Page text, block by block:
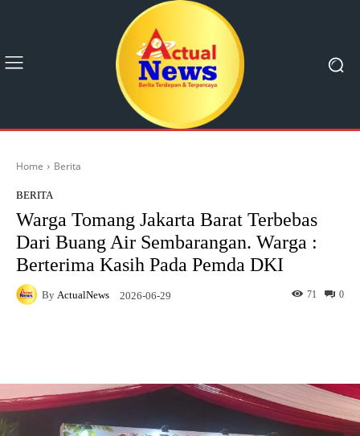
Home Berita
BERITA
Warga Tomang Jakarta Barat Terbebas
Dari Buang Air Sembarangan. Warga :
Berterima Kasih Pada Pemda DKI
By ActualNews 2026-06-29 0
71